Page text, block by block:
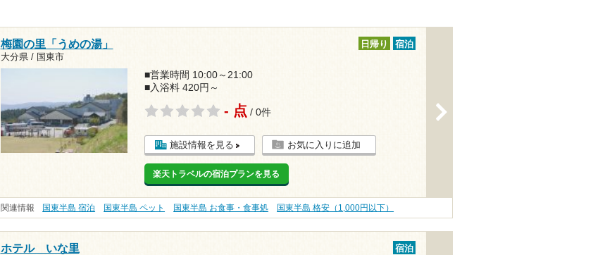
梅園の里「うめの湯」
大分県 / 国東市
日帰り 宿泊
■営業時間 10:00～21:00
■入浴料 420円～
- 点 / 0件
施設情報を見る お気に入りに追加
楽天トラベルの宿泊プランを見る
関連情報 国東半島 宿泊 国東半島 ペット 国東半島 お食事・食事処 国東半島 格安（1,000円以下）
ホテル いな里 宿泊